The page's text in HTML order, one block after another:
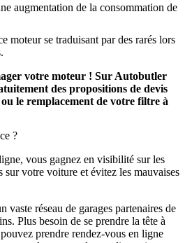
augmentation de la consommation de
moteur se traduisant par des rarés lors
votre moteur ! Sur Autobutler
des propositions de devis
le remplacement de votre filtre à
?
vous gagnez en visibilité sur les
votre voiture et évitez les mauvaises
vaste réseau de garages partenaires de
Plus besoin de se prendre la tête à
prendre rendez-vous en ligne